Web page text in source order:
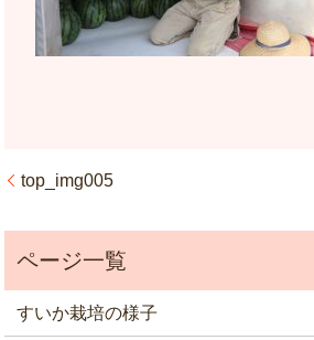
top_img005
すいか栽培の様子